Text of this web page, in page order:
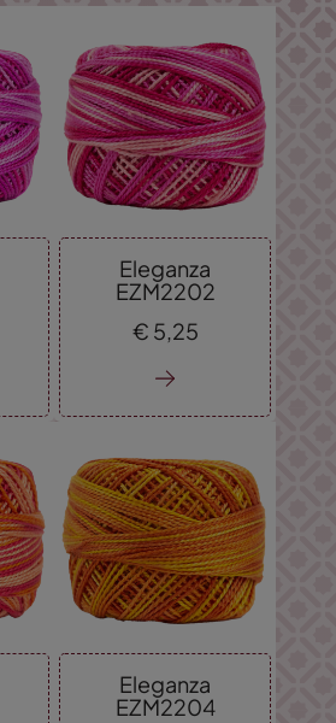
Eleganza
EZM2202
€ 5,25
Eleganza
EZM2204